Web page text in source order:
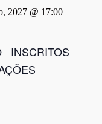
2027 @ 17:00
INSCRITOS